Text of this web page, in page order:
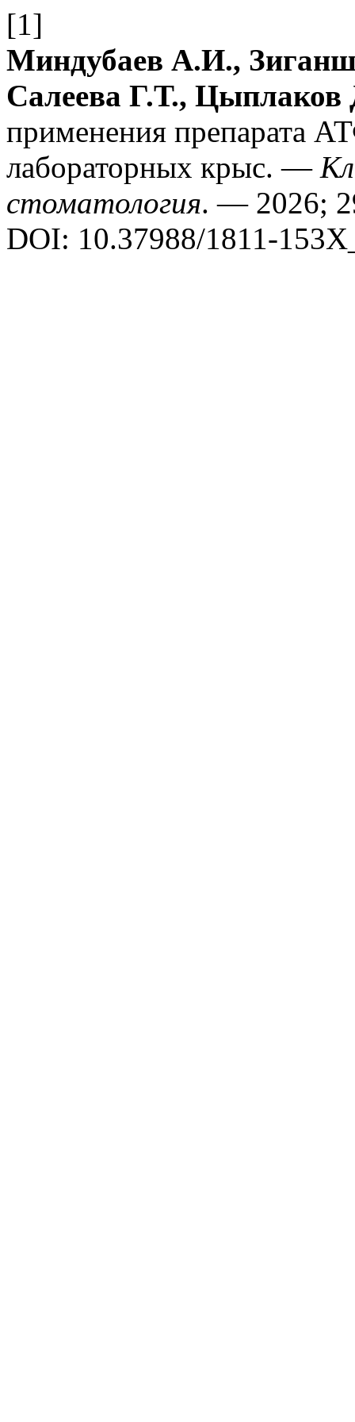
[1]
Миндубаев А.И.,
Салеева Г.Т., Цыплаков
применения препарата
лабораторных крыс. —
стоматология. — 2026;
DOI: 10.37988/1811-